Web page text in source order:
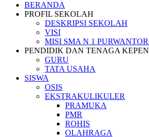
BERANDA
PROFIL SEKOLAH
DESKRIPSI SEKOLAH
VISI
MISI SMA N 1
PENDIDIK DAN TENAGA
GURU
TATA USAHA
SISWA
OSIS
EKSTRAKULIKULER
PRAMUKA
PMR
ROHIS
OLAHRAGA